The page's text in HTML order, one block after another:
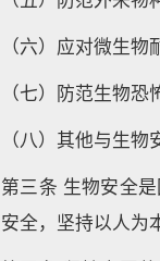
（六）应对微生物
（七）防范生物恐
（八）其他与生物
第三条 生物安全
安全，坚持以人为